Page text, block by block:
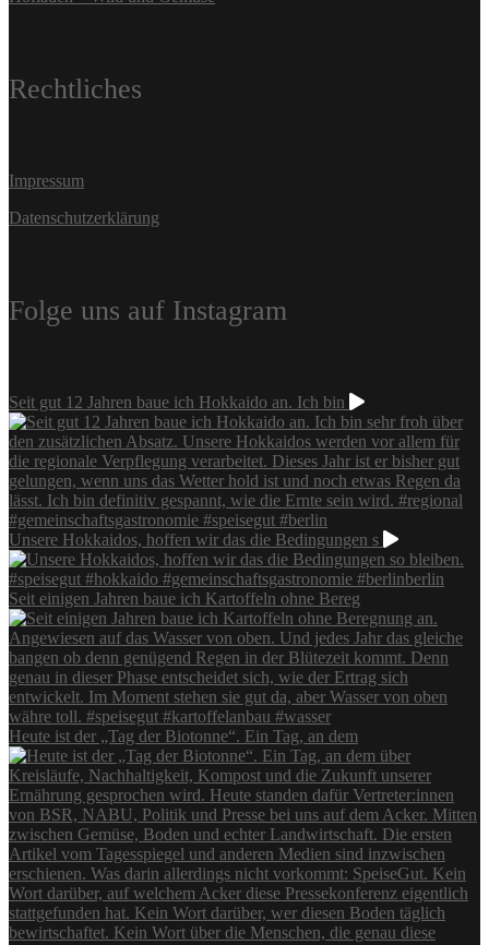
Rechtliches
Impressum
Datenschutzerklärung
Folge uns auf Instagram
Seit gut 12 Jahren baue ich Hokkaido an. Ich bin
Unsere Hokkaidos, hoffen wir das die Bedingungen s
Seit einigen Jahren baue ich Kartoffeln ohne Bereg
Heute ist der „Tag der Biotonne“. Ein Tag, an dem